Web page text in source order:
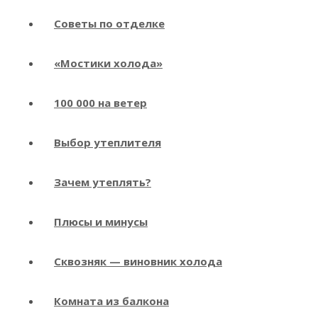
Советы по отделке
«Мостики холода»
100 000 на ветер
Выбор утеплителя
Зачем утеплять?
Плюсы и минусы
Сквозняк — виновник холода
Комната из балкона